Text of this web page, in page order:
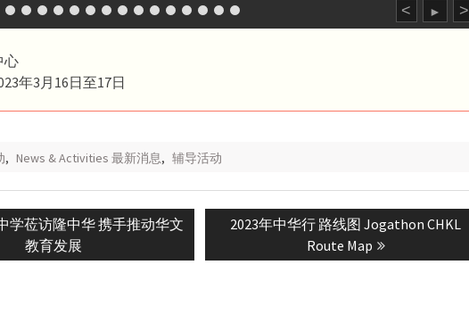
< ► >
心
年3月16日至17日
, News & Activities 最新消息, 辅导活动
学莅访隆中华 携手推动华文
教育发展
Next
2023年中华行 路线图 Jogathon CHKL
Route Map